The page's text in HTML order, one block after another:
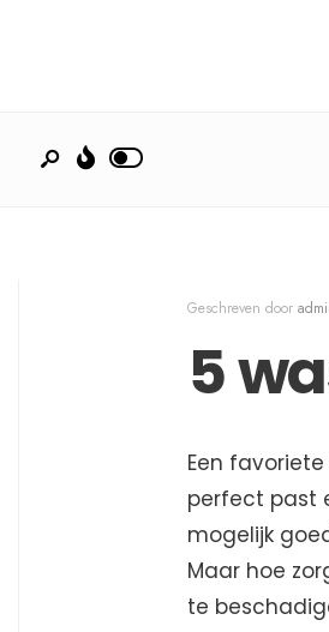
Geschreven door
5
Een
perfect past
mogelijk
Maar hoe
te